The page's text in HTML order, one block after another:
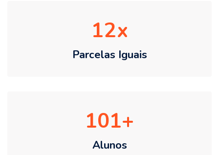
12
Parcelas Iguais
101
Alunos